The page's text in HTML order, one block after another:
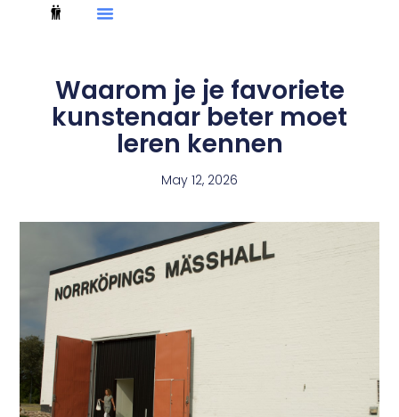
Waarom je je favoriete
kunstenaar beter moet
leren kennen
May 12, 2026